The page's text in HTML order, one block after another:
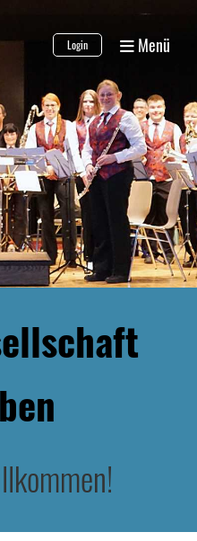
Login Menü